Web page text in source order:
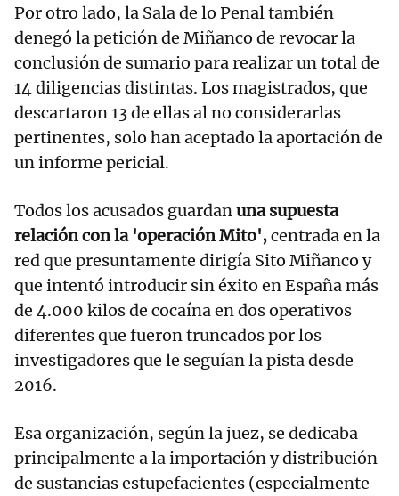
Por otro lado, la Sala de lo Penal también
denegó la petición de Miñanco de revocar la
conclusión de sumario para realizar un total de
14 diligencias distintas. Los magistrados, que
descartaron 13 de ellas al no considerarlas
pertinentes, solo han aceptado la aportación de
un informe pericial.
Todos los acusados guardanuna supuesta
relación con la 'operación Mito',centrada en la
red que presuntamente dirigía Sito Miñanco y
que intentó introducir sin éxito en España más
de 4.000 kilos de cocaína en dos operativos
diferentes que fueron truncados por los
investigadores que le seguían la pista desde
2016.
Esa organización, según la juez, se dedicaba
principalmente a la importación y distribución
de sustancias estupefacientes (especialmente